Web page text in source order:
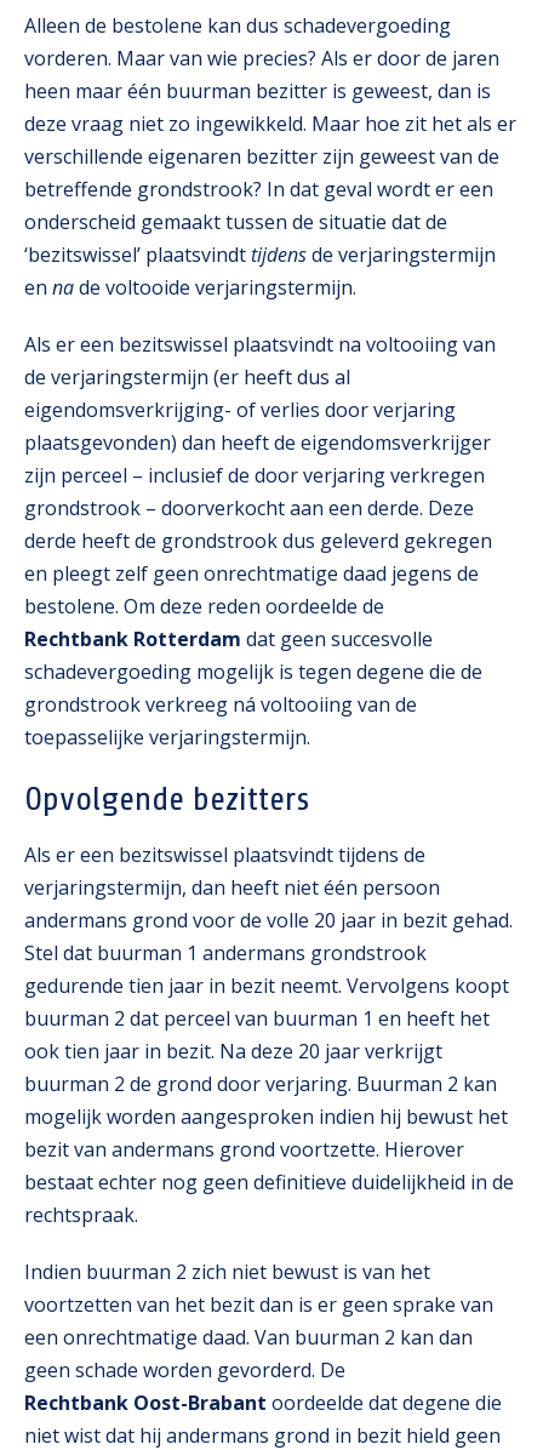
Alleen de bestolene kan dus schadevergoeding
vorderen. Maar van wie precies? Als er door de jaren
heen maar één buurman bezitter is geweest, dan is
deze vraag niet zo ingewikkeld. Maar hoe zit het als er
verschillende eigenaren bezitter zijn geweest van de
betreffende grondstrook? In dat geval wordt er een
onderscheid gemaakt tussen de situatie dat de
‘bezitswissel’ plaatsvindttijdensde verjaringstermijn
en nade voltooide verjaringstermijn.
Als er een bezitswissel plaatsvindt na voltooiing van
de verjaringstermijn (er heeft dus al
eigendomsverkrijging- of verlies door verjaring
plaatsgevonden) dan heeft de eigendomsverkrijger
zijn perceel – inclusief de door verjaring verkregen
grondstrook – doorverkocht aan een derde. Deze
derde heeft de grondstrook dus geleverd gekregen
en pleegt zelf geen onrechtmatige daad jegens de
bestolene. Om deze reden oordeelde de
Rechtbank Rotterdam dat geen succesvolle
schadevergoeding mogelijk is tegen degene die de
grondstrook verkreeg ná voltooiing van de
toepasselijke verjaringstermijn.
Opvolgende bezitters
Als er een bezitswissel plaatsvindt tijdens de
verjaringstermijn, dan heeft niet één persoon
andermans grond voor de volle 20 jaar in bezit gehad.
Stel dat buurman 1 andermans grondstrook
gedurende tien jaar in bezit neemt. Vervolgens koopt
buurman 2 dat perceel van buurman 1 en heeft het
ook tien jaar in bezit. Na deze 20 jaar verkrijgt
buurman 2 de grond door verjaring. Buurman 2 kan
mogelijk worden aangesproken indien hij bewust het
bezit van andermans grond voortzette. Hierover
bestaat echter nog geen definitieve duidelijkheid in de
rechtspraak.
Indien buurman 2 zich niet bewust is van het
voortzetten van het bezit dan is er geen sprake van
een onrechtmatige daad. Van buurman 2 kan dan
geen schade worden gevorderd. De
Rechtbank Oost-Brabant oordeelde dat degene die
niet wist dat hij andermans grond in bezit hield geen